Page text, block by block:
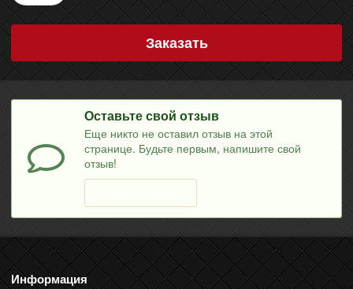
Заказать
Оставьте свой отзыв
Еще никто не оставил отзыв на этой
странице. Будьте первым, напишите свой
отзыв!
Информация